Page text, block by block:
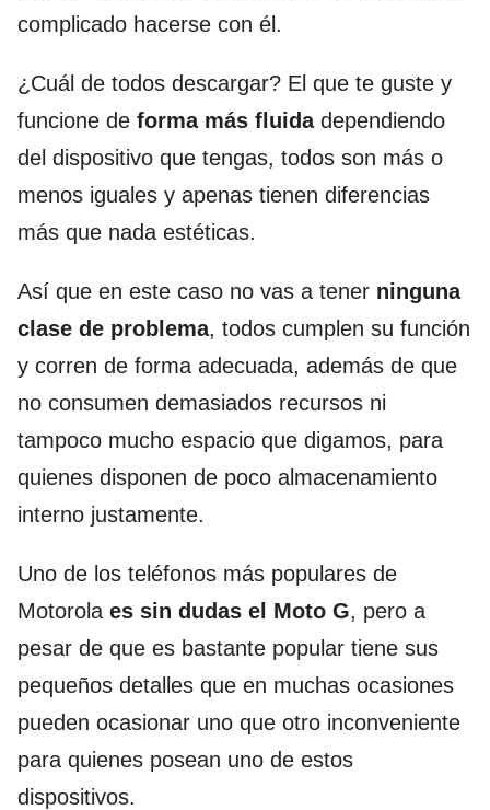
complicado hacerse con él.
¿Cuál de todos descargar? El que te guste y
funcione de forma más fluidadependiendo
del dispositivo que tengas, todos son más o
menos iguales y apenas tienen diferencias
más que nada estéticas.
Así que en este caso no vas a tener ninguna
clase de problema, todos cumplen su función
y corren de forma adecuada, además de que
no consumen demasiados recursos ni
tampoco mucho espacio que digamos, para
quienes disponen de poco almacenamiento
interno justamente.
Uno de los teléfonos más populares de
Motorola es sin dudas el Moto G, pero a
pesar de que es bastante popular tiene sus
pequeños detalles que en muchas ocasiones
pueden ocasionar uno que otro inconveniente
para quienes posean uno de estos
dispositivos.